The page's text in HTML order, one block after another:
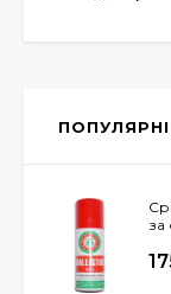
за